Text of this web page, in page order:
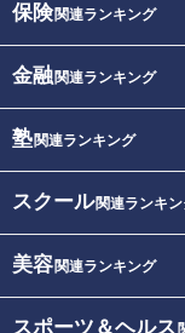
保険関連ランキング
金融関連ランキング
塾関連ランキング
スクール関連ランキ
美容関連ランキング
スポーツ＆ヘルス